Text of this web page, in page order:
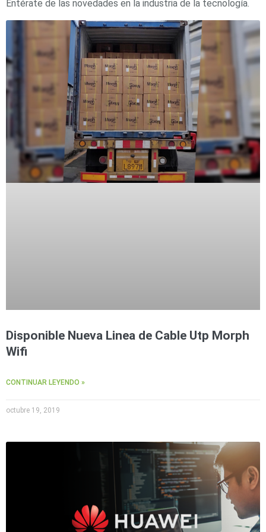
Entérate de las novedades en la industria de la tecnología.
Disponible Nueva Linea de Cable Utp Morph
Wifi
CONTINUAR LEYENDO »
octubre 19, 2019